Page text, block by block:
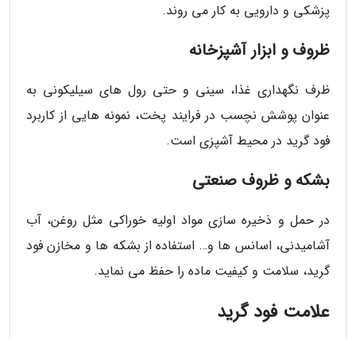
پزشکی و دارویی به کار می روند.
ظروف و ابزار آشپزخانه
ظرف نگهداری غذا، سینی و حتی رول های سیلیکونی به
عنوان پوشش نچسب در فرایند پخت، نمونه هایی از کاربرد
فود گرید در محیط آشپزی است.
بشکه و ظروف صنعتی
در حمل و ذخیره سازی مواد اولیه خوراکی مثل روغن، آب
آشامیدنی، اسانس ها و… استفاده از بشکه ها و مخازن فود
گرید، سلامت و کیفیت ماده را حفظ می نماید.
علامت فود گرید